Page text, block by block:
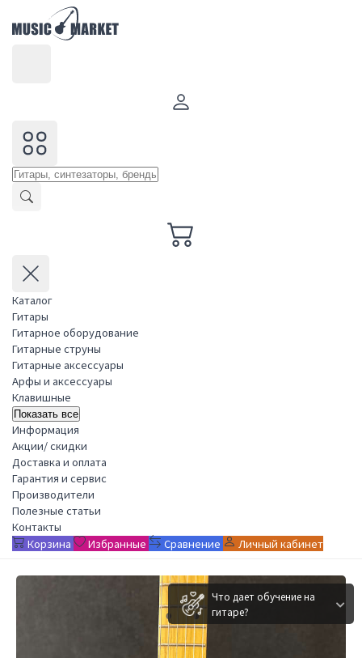
Каталог
Гитары
Гитарное оборудование
Гитарные струны
Гитарные аксессуары
Арфы и аксессуары
Клавишные
Показать все
Информация
Акции/ скидки
Доставка и оплата
Гарантия и сервис
Производители
Полезные статьи
Контакты
Корзина
Избранные Сравнение Личный кабинет
Что дает обучение на
гитаре?